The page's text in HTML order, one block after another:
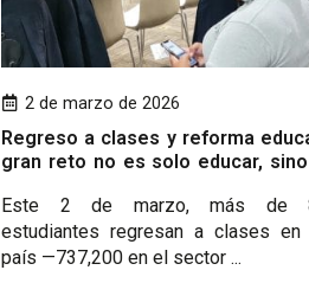
2 de marzo de 2026
Regreso a clases y reforma
gran reto no es solo educar,
Este 2 de marzo, más de
estudiantes regresan a clases en
país —737,200 en el sector ...